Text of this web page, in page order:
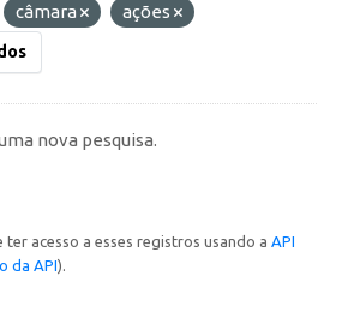
câmara ações
nova pesquisa.
acesso a esses registros usando a API
da API).